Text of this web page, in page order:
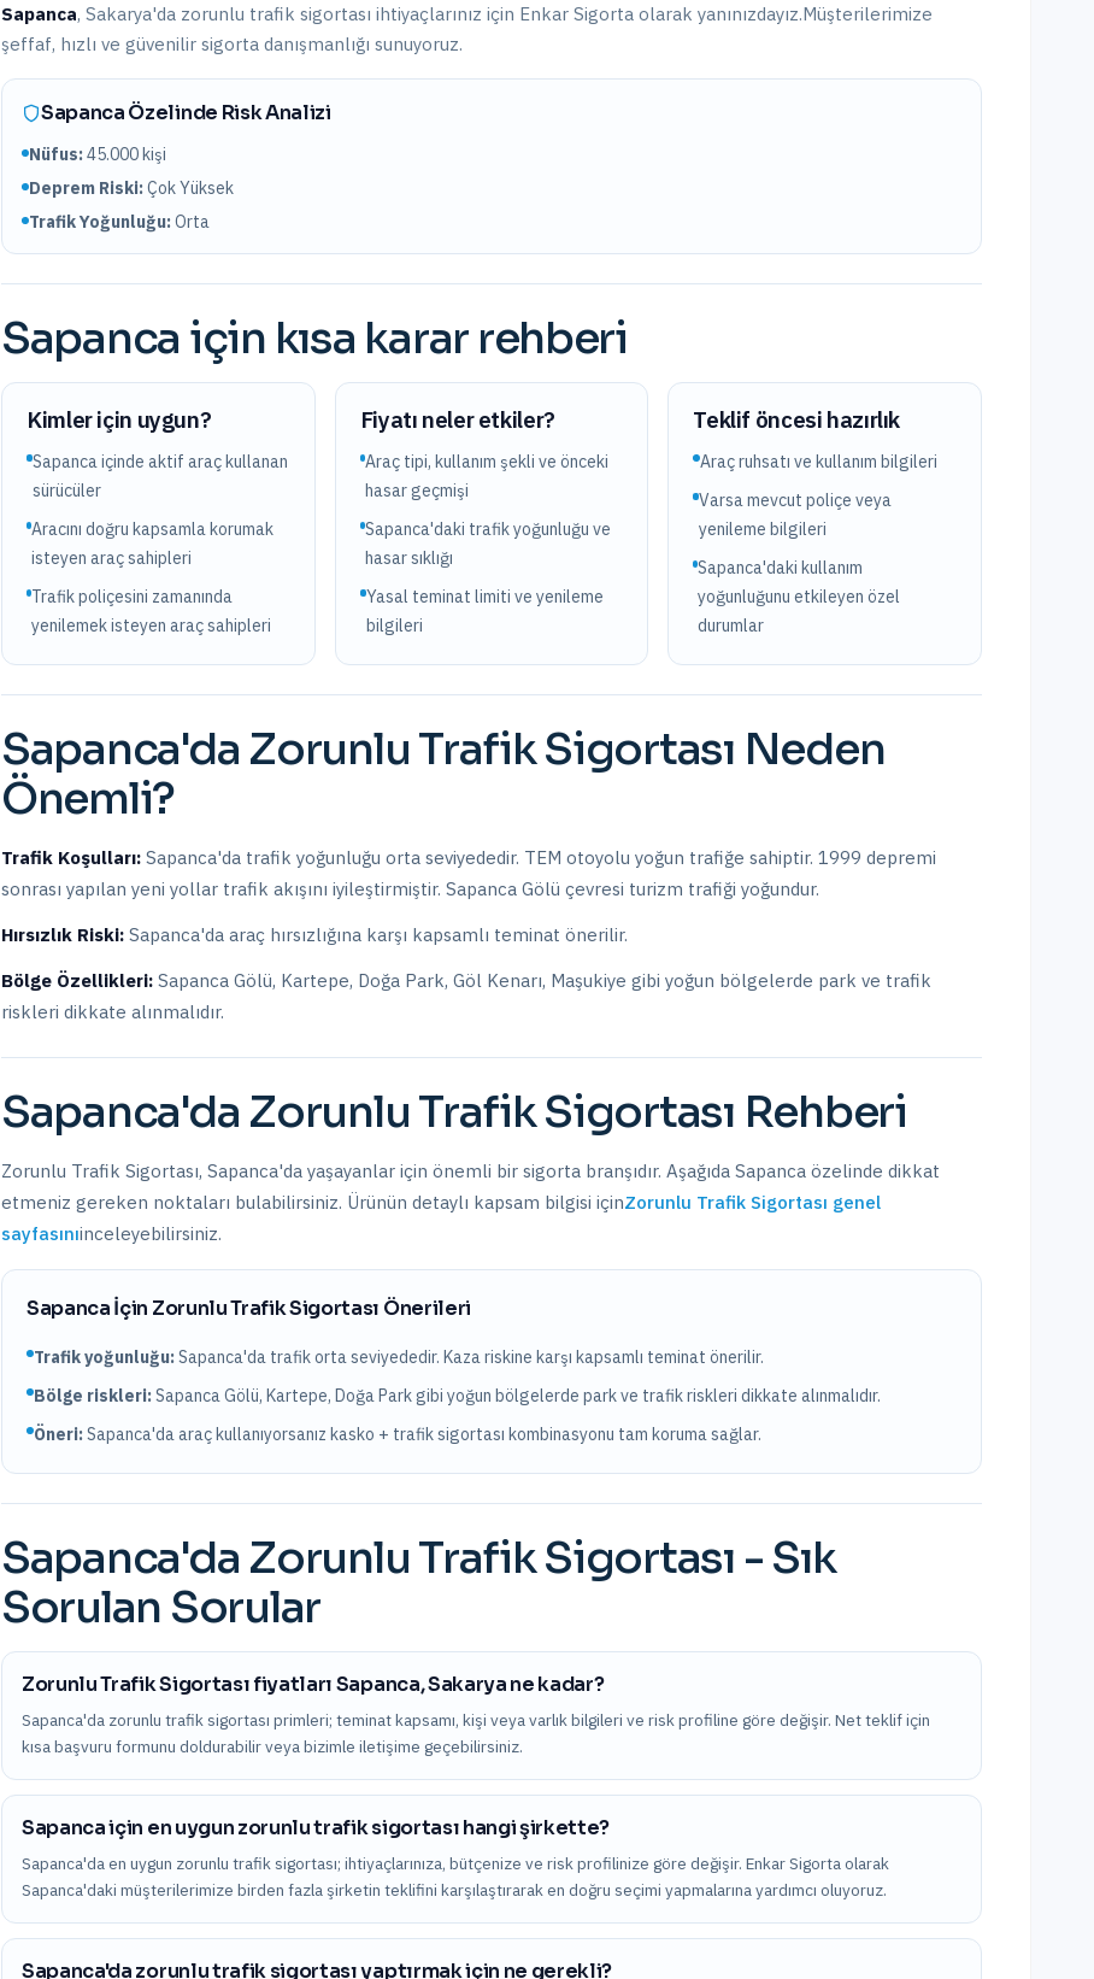
Sapanca, Sakarya'da zorunlu trafik sigortası ihtiyaçlarınız için Enkar Sigorta olarak yanınızdayız.Müşterilerimize
şeffaf, hızlı ve güvenilir sigorta danışmanlığı sunuyoruz.
SapancaÖzelinde Risk Analizi
Nüfus:45.000kişi
Deprem Riski:Çok Yüksek
Trafik Yoğunluğu:Orta
Sapanca için kısa karar rehberi
Kimler için uygun?
Sapanca içinde aktif araç kullanan
sürücüler
Aracını doğru kapsamla korumak
isteyen araç sahipleri
Trafik poliçesini zamanında
yenilemek isteyen araç sahipleri
Fiyatı neler etkiler?
Araç tipi, kullanım şekli ve önceki
hasar geçmişi
Sapanca'daki trafik yoğunluğu ve
hasar sıklığı
Yasal teminat limiti ve yenileme
bilgileri
Teklif öncesi hazırlık
Araç ruhsatı ve kullanım bilgileri
Varsa mevcut poliçe veya
yenileme bilgileri
Sapanca'daki kullanım
yoğunluğunu etkileyen özel
durumlar
Sapanca'da Zorunlu Trafik Sigortası Neden
Önemli?
Trafik Koşulları: Sapanca'da trafik yoğunluğu orta seviyededir. TEM otoyolu yoğun trafiğe sahiptir. 1999 depremi
sonrası yapılan yeni yollar trafik akışını iyileştirmiştir. Sapanca Gölü çevresi turizm trafiği yoğundur.
Hırsızlık Riski: Sapanca'da araç hırsızlığına karşı kapsamlı teminat önerilir.
Bölge Özellikleri: Sapanca Gölü, Kartepe, Doğa Park, Göl Kenarı, Maşukiye gibi yoğun bölgelerde park ve trafik
riskleri dikkate alınmalıdır.
Sapanca'da Zorunlu Trafik Sigortası Rehberi
Zorunlu Trafik Sigortası, Sapanca'da yaşayanlar için önemli bir sigorta branşıdır. Aşağıda Sapanca özelinde dikkat
etmeniz gereken noktaları bulabilirsiniz. Ürünün detaylı kapsam bilgisi içinZorunlu Trafik Sigortası genel
sayfasınıinceleyebilirsiniz.
Sapancaİçin Zorunlu Trafik Sigortası Önerileri
Trafik yoğunluğu:Sapanca'da trafikortaseviyededir. Kaza riskine karşı kapsamlı teminat önerilir.
Bölge riskleri:Sapanca Gölü, Kartepe, Doğa Parkgibi yoğun bölgelerde park ve trafik riskleri dikkate alınmalıdır.
Öneri:Sapanca'da araç kullanıyorsanız kasko + trafik sigortası kombinasyonu tam koruma sağlar.
Sapanca'da Zorunlu Trafik Sigortası - Sık
Sorulan Sorular
Zorunlu Trafik Sigortası fiyatları Sapanca, Sakarya ne kadar?
Sapanca'da zorunlu trafik sigortası primleri; teminat kapsamı, kişi veya varlık bilgileri ve risk profiline göre değişir. Net teklif için
kısa başvuru formunu doldurabilir veya bizimle iletişime geçebilirsiniz.
Sapanca için en uygun zorunlu trafik sigortası hangi şirkette?
Sapanca'da en uygun zorunlu trafik sigortası; ihtiyaçlarınıza, bütçenize ve risk profilinize göre değişir. Enkar Sigorta olarak
Sapanca'daki müşterilerimize birden fazla şirketin teklifini karşılaştırarak en doğru seçimi yapmalarına yardımcı oluyoruz.
Sapanca'da zorunlu trafik sigortası yaptırmak için ne gerekli?